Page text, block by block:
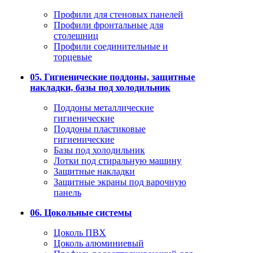
Профили для стеновых панелей
Профили фронтальные для
столешниц
Профили соединительные и
торцевые
05. Гигиенические поддоны, защитные
накладки, базы под холодильник
Поддоны металлические
гигиенические
Поддоны пластиковые
гигиенические
Базы под холодильник
Лотки под стиральную машину
Защитные накладки
Защитные экраны под варочную
панель
06. Цокольные системы
Цоколь ПВХ
Цоколь алюминиевый